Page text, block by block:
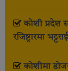
कोशी प्रदेश
रजिष्ट्रारमा
कोशीमा